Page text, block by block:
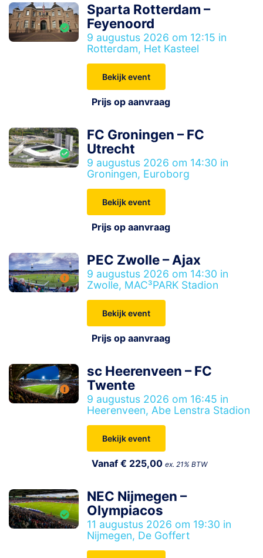
Sparta Rotterdam –
Feyenoord
9 augustus 2026 om 12:15 in
Rotterdam, Het Kasteel
Bekijk event
Prijs op aanvraag
FC Groningen – FC
Utrecht
9 augustus 2026 om 14:30 in
Groningen, Euroborg
Bekijk event
Prijs op aanvraag
PEC Zwolle – Ajax
9 augustus 2026 om 14:30 in
Zwolle, MAC³PARK Stadion
Bekijk event
Prijs op aanvraag
sc Heerenveen – FC
Twente
9 augustus 2026 om 16:45 in
Heerenveen, Abe Lenstra Stadion
Bekijk event
Vanaf € 225,00ex. 21% BTW
NEC Nijmegen –
Olympiacos
11 augustus 2026 om 19:30 in
Nijmegen, De Goffert